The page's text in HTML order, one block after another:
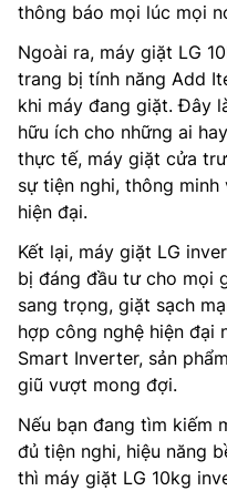
thông báo mọi lúc mọi
Ngoài ra, máy giặt LG
trang bị tính năng Add
khi máy đang giặt. Đây
hữu ích cho những ai
thực tế, máy giặt cửa
sự tiện nghi, thông
hiện đại.
Kết lại, máy giặt LG
bị đáng đầu tư cho mọi
sang trọng, giặt sạch
hợp công nghệ hiện đại
Smart Inverter, sản
giũ vượt mong đợi.
Nếu bạn đang tìm kiếm
đủ tiện nghi, hiệu năng
thì máy giặt LG 10kg